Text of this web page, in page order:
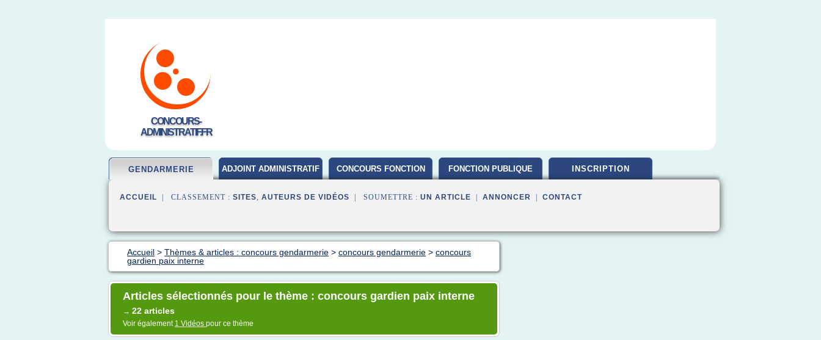
CONCOURS-
ADMINISTRATIF.FR
GENDARMERIE ADJOINT ADMINISTRATIF CONCOURS FONCTION
PUBLIQUE D ETAT 2016
FONCTION PUBLIQUE INSCRIPTION
ACCUEIL | CLASSEMENT : SITES, AUTEURS DE VIDÉOS | SOUMETTRE : UN ARTICLE ANNONCER CONTACT
Accueil > Thèmes & articles : concours gendarmerie > concours gendarmerie > concours
gardien paix interne
Articles sélectionnés pour le thème : concours gardien paix interne
→ 22 articles
Voir également 1 Vidéos pour ce thème